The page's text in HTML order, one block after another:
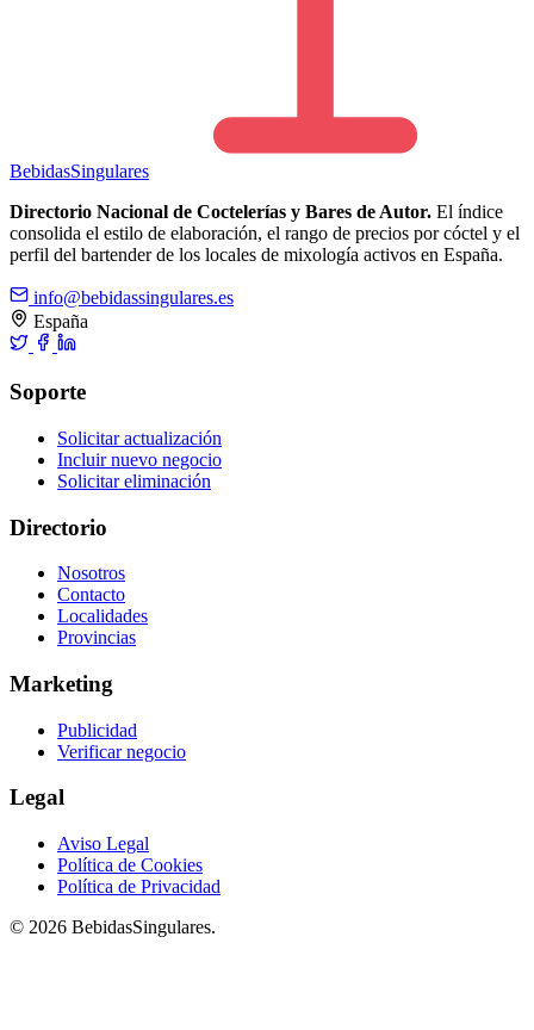
BebidasSingulares
Directorio Nacional de Coctelerías y Bares de Autor. El índice
consolida el estilo de elaboración, el rango de precios por cóctel y el
perfil del bartender de los locales de mixología activos en España.
info@bebidassingulares.es
España
Soporte
Solicitar actualización
Incluir nuevo negocio
Solicitar eliminación
Directorio
Nosotros
Contacto
Localidades
Provincias
Marketing
Publicidad
Verificar negocio
Legal
Aviso Legal
Política de Cookies
Política de Privacidad
© 2026 BebidasSingulares.